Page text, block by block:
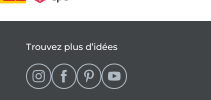
Trouvez plus d’idées